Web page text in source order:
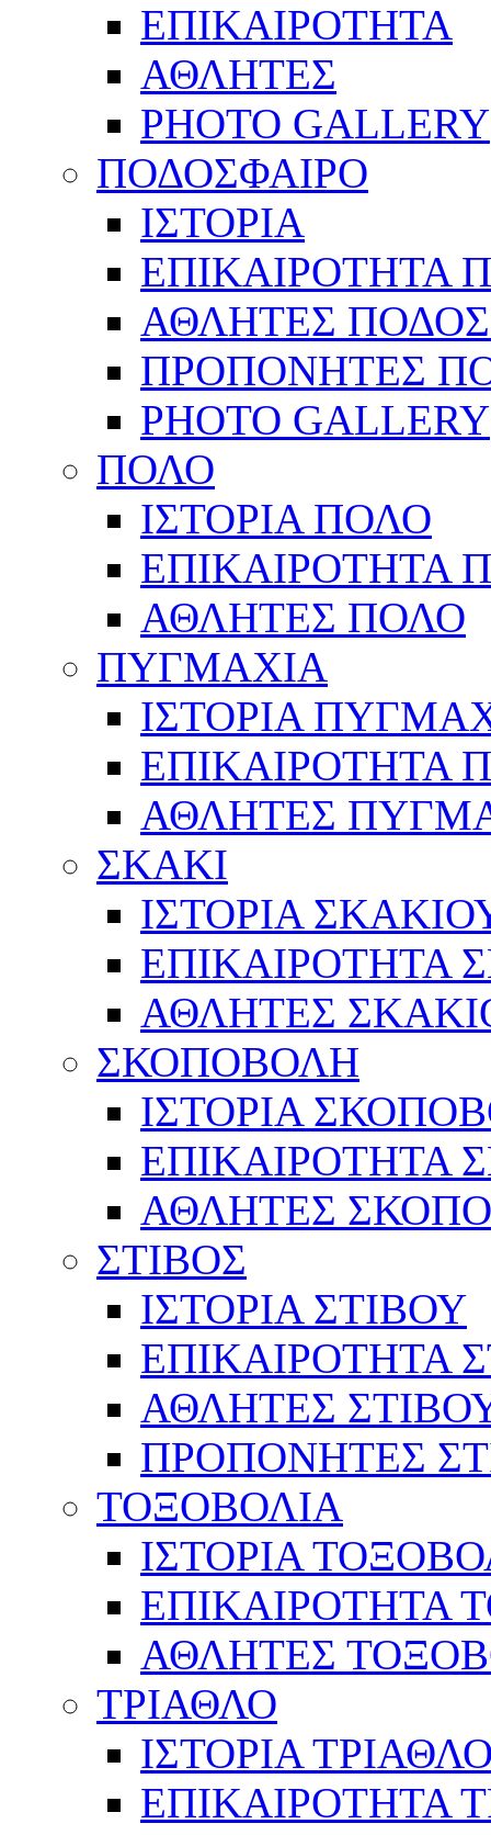
ΕΠΙΚΑΙΡΟΤΗΤΑ
ΑΘΛΗΤΕΣ
PHOTO GALLERY
ΠΟΔΟΣΦΑΙΡΟ
ΙΣΤΟΡΙΑ
ΕΠΙΚΑΙΡΟΤΗΤΑ
ΑΘΛΗΤΕΣ
ΠΡΟΠΟΝΗΤΕΣ
PHOTO GALLERY
ΠΟΛΟ
ΙΣΤΟΡΙΑ ΠΟΛΟ
ΕΠΙΚΑΙΡΟΤΗΤΑ
ΑΘΛΗΤΕΣ ΠΟΛΟ
ΠΥΓΜΑΧΙΑ
ΙΣΤΟΡΙΑ
ΕΠΙΚΑΙΡΟΤΗΤΑ
ΑΘΛΗΤΕΣ
ΣΚΑΚΙ
ΙΣΤΟΡΙΑ
ΕΠΙΚΑΙΡΟΤΗΤΑ
ΑΘΛΗΤΕΣ
ΣΚΟΠΟΒΟΛΗ
ΙΣΤΟΡΙΑ
ΕΠΙΚΑΙΡΟΤΗΤΑ
ΑΘΛΗΤΕΣ
ΣΤΙΒΟΣ
ΙΣΤΟΡΙΑ ΣΤΙΒΟΥ
ΕΠΙΚΑΙΡΟΤΗΤΑ
ΑΘΛΗΤΕΣ
ΠΡΟΠΟΝΗΤΕΣ
ΤΟΞΟΒΟΛΙΑ
ΙΣΤΟΡΙΑ
ΕΠΙΚΑΙΡΟΤΗΤΑ
ΑΘΛΗΤΕΣ
ΤΡΙΑΘΛΟ
ΙΣΤΟΡΙΑ
ΕΠΙΚΑΙΡΟΤΗΤΑ